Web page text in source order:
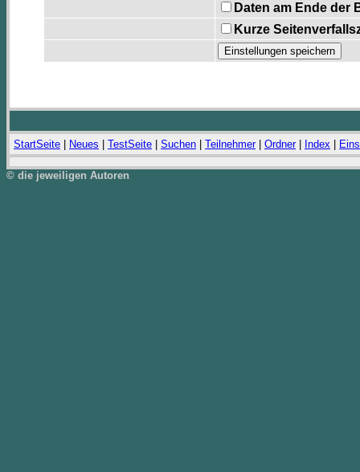
Daten am Ende der
Kurze
StartSeite Neues TestSeite Suchen Teilnehmer| Ordner| Index
© die jeweiligen Autoren